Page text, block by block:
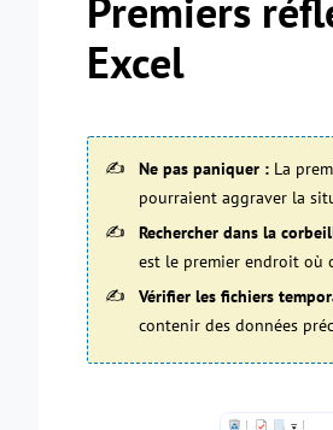
Premiers
Excel
Ne pas paniquer : La
pourraient aggraver la
Rechercher dans la
est le premier endroit où
Vérifier les fichiers
contenir des données